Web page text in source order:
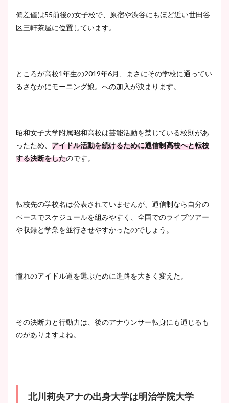
偏差値は55前後の女子校で、原宿や渋谷にもほど近い世田谷
区三軒茶屋に位置しています。
ところが高校1年生の2019年6月、まさにその学校に通ってい
るさなかにモーニング娘。への加入が決まります。
昭和女子大学附属昭和高校は芸能活動を禁じている校則があ
ったため、 アイドル活動を続けるために通信制高校へと転校
する決断をしたのです。
転校先の学校名は公表されていませんが、通信制なら自分の
ペースでスケジュールを組みやすく、全国でのライブツアー
や収録と学業を並行させやすかったのでしょう。
憧れのアイドル道を選ぶために進路を大きく変えた。
その決断力と行動力は、後のアナウンサー転身にも通じるも
のがありますよね。
北川莉央アナの出身大学は明治学院大学